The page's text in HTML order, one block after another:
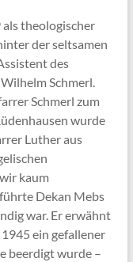
theologischer
der seltsamen
des
Schmerl.
Schmerl zum
wurde
Luther aus
kaum
Dekan Mebs
war. Er erwähnt
ein gefallener
beerdigt wurde –